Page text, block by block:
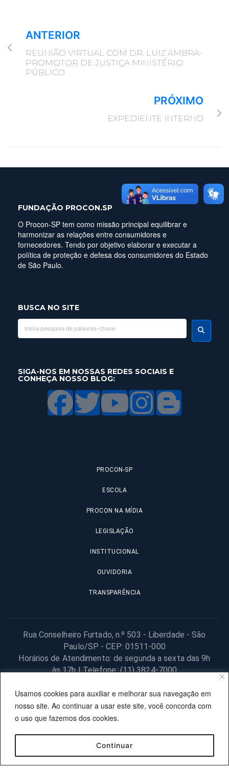
Usamos cookies para auxiliar e melhorar sua navegação em
nosso site. Ao continuar a usar este site, você concorda com
o uso que fazemos dos cookies.
Continuar
ANTERIOR
REUNIÃO VIRTUAL COM DR. LUIZ AMBRA-
PROMOTOR DE JUSTIÇA MINISTÉRIO
PÚBLICO
PRÓXIMO
EXPEDIENTE INTERNO
FUNDAÇÃO PROCON.SP
O Procon-SP tem como missão principal equilibrar e
harmonizar as relações entre consumidores e
fornecedores. Tendo por objetivo elaborar e executar a
política de proteção e defesa dos consumidores do Estado
de São Paulo.
BUSCA NO SITE
SIGA-NOS EM NOSSAS REDES SOCIAIS E
CONHEÇA NOSSO BLOG:
PROCON-SP
ESCOLA
PROCON NA MÍDIA
LEGISLAÇÃO
INSTITUCIONAL
OUVIDORIA
TRANSPARÊNCIA
Rua Conselheiro Furtado, n.º 503 - Liberdade - São
Paulo/SP - CEP: 01511-000
Horários de Atendimento: de segunda a sexta das 9h
às 17h | Telefone: (11) 3824-7000
© 2025 Fundação Procon – SP – Todos os direitos reservados. |
Site desenvolvido pela PRODESP.